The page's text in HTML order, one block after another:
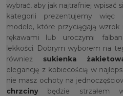
wybrać, aby jak najtrafniej wpisać
kategorii prezentujemy więc
modele, które przyciągają wzrok
rękawami lub uroczymi
lekkości. Dobrym wyborem na
również sukienka
elegancję z kobiecością w
nie masz ochoty na
chrzcinybędzie strzałem